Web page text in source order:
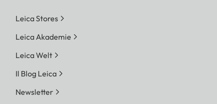
Leica Stores
Leica Akademie
Leica Welt
Il Blog Leica
Newsletter